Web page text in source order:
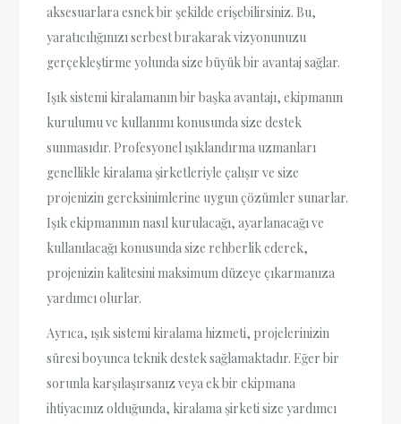
aksesuarlara esnek bir şekilde erişebilirsiniz. Bu,
yaratıcılığınızı serbest bırakarak vizyonunuzu
gerçekleştirme yolunda size büyük bir avantaj sağlar.
Işık sistemi kiralamanın bir başka avantajı, ekipmanın
kurulumu ve kullanımı konusunda size destek
sunmasıdır. Profesyonel ışıklandırma uzmanları
genellikle kiralama şirketleriyle çalışır ve size
projenizin gereksinimlerine uygun çözümler sunarlar.
Işık ekipmanının nasıl kurulacağı, ayarlanacağı ve
kullanılacağı konusunda size rehberlik ederek,
projenizin kalitesini maksimum düzeye çıkarmanıza
yardımcı olurlar.
Ayrıca, ışık sistemi kiralama hizmeti, projelerinizin
süresi boyunca teknik destek sağlamaktadır. Eğer bir
sorunla karşılaşırsanız veya ek bir ekipmana
ihtiyacınız olduğunda, kiralama şirketi size yardımcı